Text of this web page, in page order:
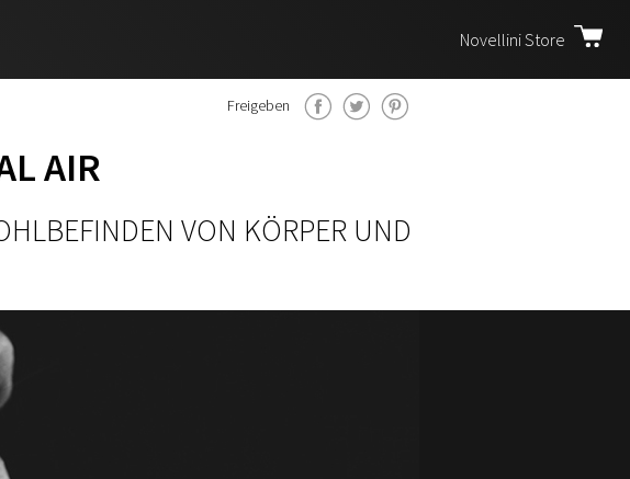
Novellini Store
Freigeben
AIR
VON KÖRPER UND